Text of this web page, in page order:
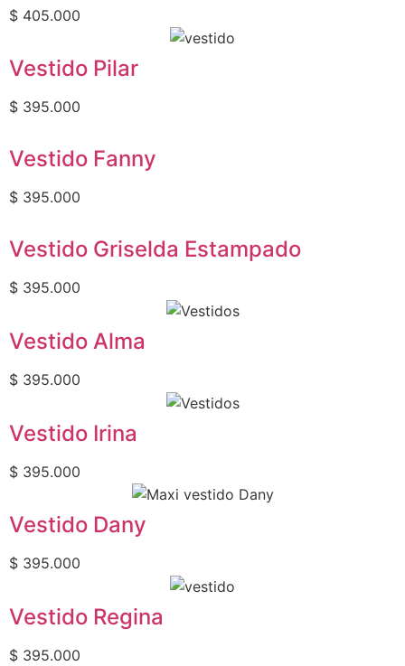
$ 405.000
Vestido Pilar
$ 395.000
Vestido Fanny
$ 395.000
Vestido Griselda Estampado
$ 395.000
Vestido Alma
$ 395.000
Vestido Irina
$ 395.000
Vestido Dany
$ 395.000
Vestido Regina
$ 395.000